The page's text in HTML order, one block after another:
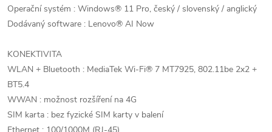
Operační systém : Windows® 11 Pro, český / slovenský / anglický
Dodávaný software : Lenovo® AI Now
KONEKTIVITA
WLAN + Bluetooth : MediaTek Wi-Fi® 7 MT7925, 802.11be 2x2 +
BT5.4
WWAN : možnost rozšíření na 4G
SIM karta : bez fyzické SIM karty v balení